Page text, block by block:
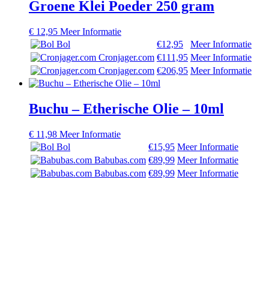
Groene Klei Poeder 250 gram
€ 12,95 Meer Informatie
Bol
€12,95
Meer Informatie
Cronjager.com €111,95 Meer Informatie
Cronjager.com €206,95 Meer Informatie
Buchu – Etherische Olie – 10ml
€ 11,98 Meer Informatie
Bol
€15,95 Meer Informatie
Babubas.com €89,99 Meer Informatie
Babubas.com €89,99 Meer Informatie